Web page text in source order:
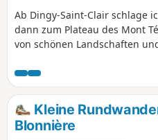
Ab Dingy-Saint-Clair schlage
dann zum Plateau des Mont
von schönen Landschaften
anspruchsvolle Wanderung:
sind Schwierigkeiten zu
Abschnitten Vorsicht
nicht unbedingt einfach.
die praktischen Informationen.
Kleine
Blonnière